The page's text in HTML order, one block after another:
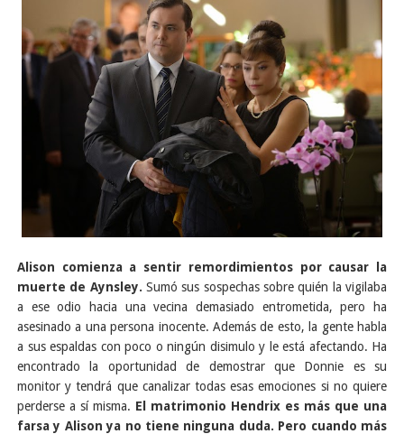
Alison comienza a sentir remordimientos por causar la
muerte de Aynsley. Sumó sus sospechas sobre quién la vigilaba
a ese odio hacia una vecina demasiado entrometida, pero ha
asesinado a una persona inocente. Además de esto, la gente habla
a sus espaldas con poco o ningún disimulo y le está afectando. Ha
encontrado la oportunidad de demostrar que Donnie es su
monitor y tendrá que canalizar todas esas emociones si no quiere
perderse a sí misma. El matrimonio Hendrix es más que una
farsa y Alison ya no tiene ninguna duda. Pero cuando más